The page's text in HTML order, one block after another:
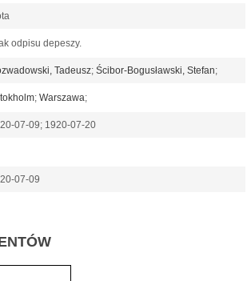
odpisu depeszy.
Tadeusz; Ścibor-Bogusławski, Stefan;
; Warszawa;
07-09; 1920-07-20
07-09